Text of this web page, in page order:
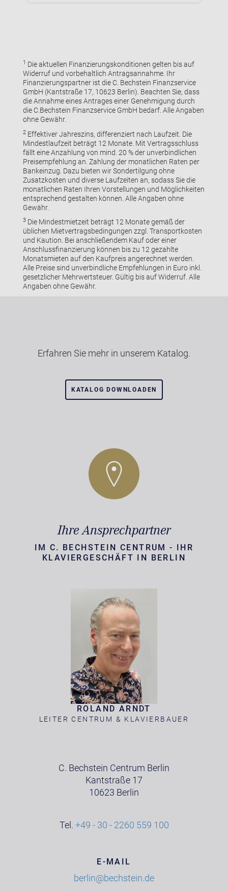
1 Die aktuellen Finanzierungskonditionen gelten bis auf
Widerruf und vorbehaltlich Antragsannahme. Ihr
Finanzierungspartner ist die C. Bechstein Finanzservice
GmbH (Kantstraße 17, 10623 Berlin). Beachten Sie, dass
die Annahme eines Antrages einer Genehmigung durch
die C.Bechstein Finanzservice GmbH bedarf. Alle Angaben
ohne Gewähr.
2Effektiver Jahreszins, differenziert nach Laufzeit. Die
Mindestlaufzeit beträgt 12 Monate. Mit Vertragsschluss
fällt eine Anzahlung von mind. 20 % der unverbindlichen
Preisempfehlung an. Zahlung der monatlichen Raten per
Bankeinzug. Dazu bieten wir Sondertilgung ohne
Zusatzkosten und diverse Laufzeiten an, sodass Sie die
monatlichen Raten Ihren Vorstellungen und Möglichkeiten
entsprechend gestalten können. Alle Angaben ohne
Gewähr.
3Die Mindestmietzeit beträgt 12 Monate gemäß der
üblichen Mietvertragsbedingungen zzgl. Transportkosten
und Kaution. Bei anschließendem Kauf oder einer
Anschlussfinanzierung können bis zu 12 gezahlte
Monatsmieten auf den Kaufpreis angerechnet werden.
Alle Preise sind unverbindliche Empfehlungen in Euro inkl.
gesetzlicher Mehrwertsteuer. Gültig bis auf Widerruf. Alle
Angaben ohne Gewähr.
Erfahren Sie mehr in unserem Katalog.
KATALOG DOWNLOADEN
Ihre Ansprechpartner
IM C. BECHSTEIN CENTRUM - IHR
KLAVIERGESCHÄFT IN BERLIN
ROLAND ARNDT
LEITER CENTRUM & KLAVIERBAUER
C. Bechstein Centrum Berlin
Kantstraße 17
10623 Berlin
Tel. +49 - 30 - 2260 559 100
E-MAIL
berlin@bechstein.de